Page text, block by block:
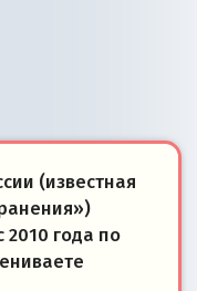
(известная
года по